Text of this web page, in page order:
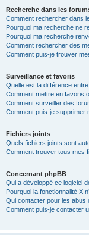
Recherche dans les
Comment rechercher dans
Pourquoi ma recherche ne
Pourquoi ma recherche
Comment rechercher des
Comment puis-je trouver
Surveillance et favoris
Quelle est la différence
Comment mettre en favoris
Comment surveiller des
Comment puis-je supprimer
Fichiers joints
Quels fichiers joints sont
Comment trouver tous mes
Concernant phpBB
Qui a développé ce logiciel
Pourquoi la fonctionnalité X
Qui contacter pour les abus
Comment puis-je contacter